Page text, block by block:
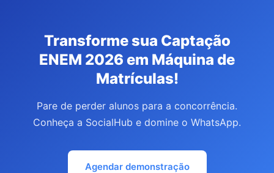
Transforme sua Captação
ENEM 2026 em Máquina de
Matrículas!
Pare de perder alunos para a concorrência.
Conheça a SocialHub e domine o WhatsApp.
Agendar demonstração